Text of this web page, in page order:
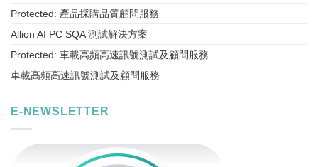
Protected: 產品採購品質顧問服務
Allion AI PC SQA 測試解決方案
Protected: 車載高頻高速訊號測試及顧問服務
車載高頻高速訊號測試及顧問服務
E-NEWSLETTER